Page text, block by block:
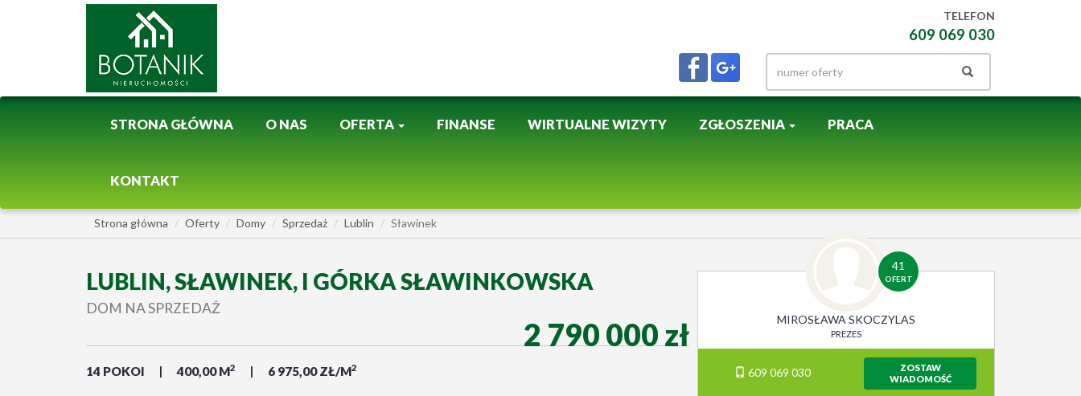
TELEFON
609 069 030
STRONA GŁÓWNA O NAS OFERTA FINANSE WIRTUALNE WIZYTY ZGŁOSZENIA PRACA
KONTAKT
Strona główna Oferty Domy Sprzedaż Lublin Sławinek
LUBLIN, SŁAWINEK, I GÓRKA SŁAWINKOWSKA
DOM NA SPRZEDAŻ
14 POKOI 400,00 M2 6 975,00 ZŁ/M2
2 790 000 zł
41
OFERT
MIROSŁAWA SKOCZYLAS
PREZES
609 069 030
ZOSTAW
WIADOMOŚĆ